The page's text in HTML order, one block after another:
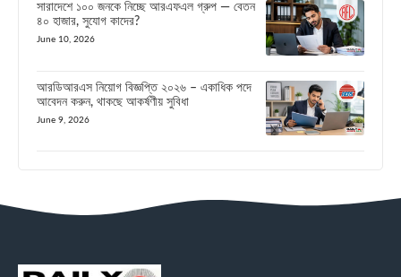
সারাদেশে ১০০ জনকে নিচ্ছে আরএফএল গ্রুপ — বেতন
৪০ হাজার, সুযোগ কাদের?
June 10, 2026
আরডিআরএস নিয়োগ বিজ্ঞপ্তি ২০২৬ – একাধিক পদে
আবেদন করুন, থাকছে আকর্ষণীয় সুবিধা
June 9, 2026